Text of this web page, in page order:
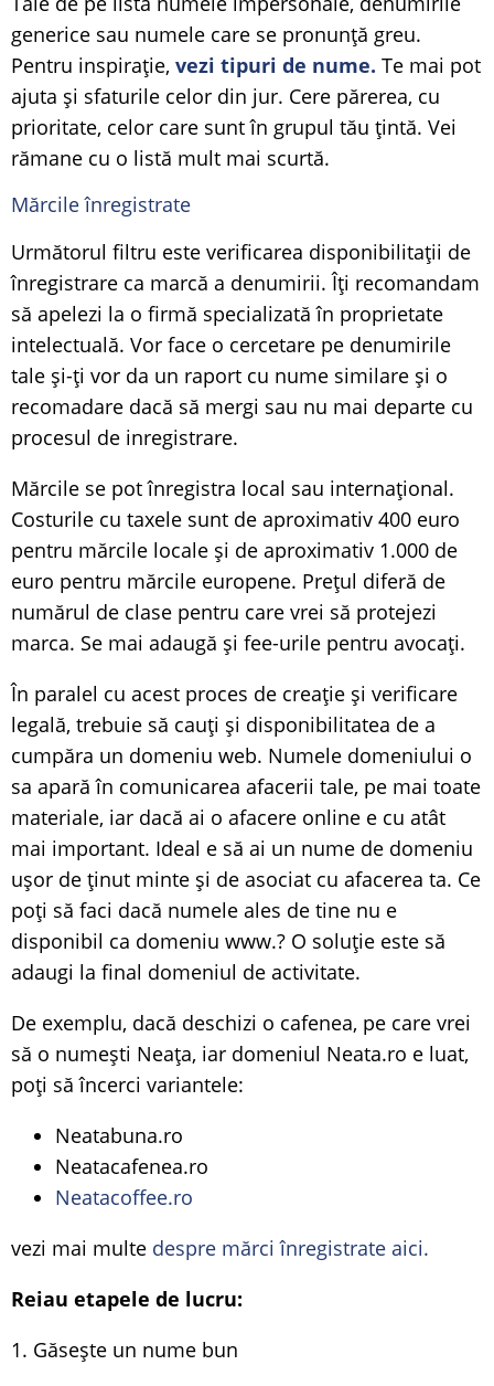
generice sau numele care se pronunță greu.
Pentru inspirație, vezi tipuri de nume. Te mai pot
ajuta și sfaturile celor din jur. Cere părerea, cu
prioritate, celor care sunt în grupul tău țintă. Vei
rămane cu o listă mult mai scurtă.
Mărcile înregistrate
Următorul filtru este verificarea disponibilitații de
înregistrare ca marcă a denumirii. Îți recomandam
să apelezi la o firmă specializată în proprietate
intelectuală. Vor face o cercetare pe denumirile
tale și-ți vor da un raport cu nume similare și o
recomadare dacă să mergi sau nu mai departe cu
procesul de inregistrare.
Mărcile se pot înregistra local sau internațional.
Costurile cu taxele sunt de aproximativ 400 euro
pentru mărcile locale și de aproximativ 1.000 de
euro pentru mărcile europene. Prețul diferă de
numărul de clase pentru care vrei să protejezi
marca. Se mai adaugă și fee-urile pentru avocați.
În paralel cu acest proces de creație și verificare
legală, trebuie să cauți și disponibilitatea de a
cumpăra un domeniu web. Numele domeniului o
sa apară în comunicarea afacerii tale, pe mai toate
materiale, iar dacă ai o afacere online e cu atât
mai important. Ideal e să ai un nume de domeniu
ușor de ținut minte și de asociat cu afacerea ta. Ce
poți să faci dacă numele ales de tine nu e
disponibil ca domeniu www.? O soluție este să
adaugi la final domeniul de activitate.
De exemplu, dacă deschizi o cafenea, pe care vrei
să o numești Neața, iar domeniul Neata.ro e luat,
poți să încerci variantele:
Neatabuna.ro
Neatacafenea.ro
Neatacoffee.ro
vezi mai multe despre mărci înregistrate aici.
Reiau etapele de lucru:
1. Găsește un nume bun